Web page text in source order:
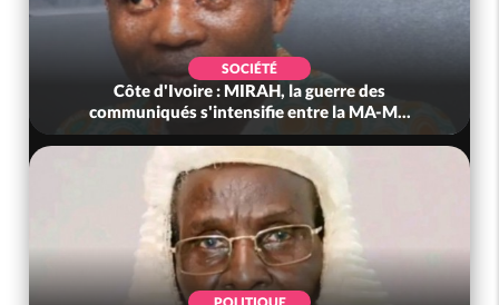
SOCIÉTÉ
Côte d'Ivoire : MIRAH, la guerre des
communiqués s'intensifie entre la MA-M...